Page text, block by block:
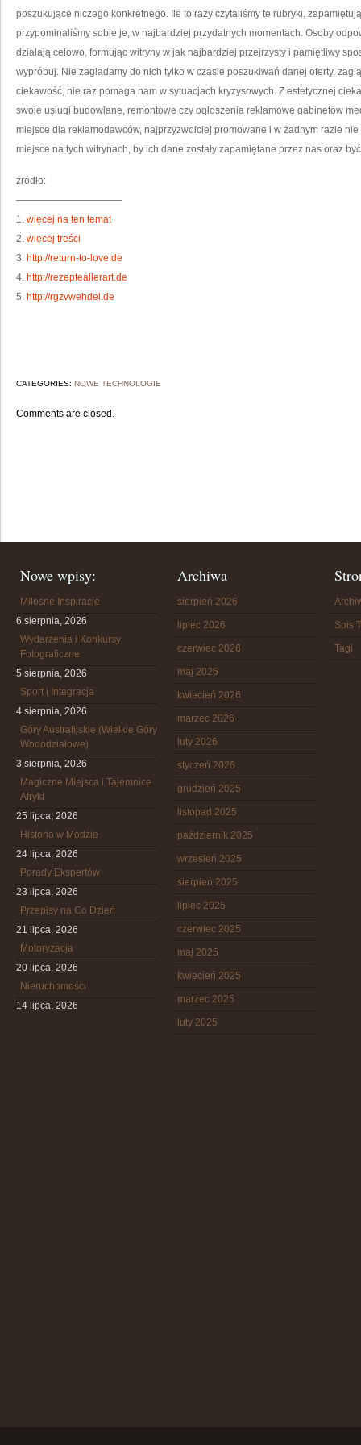
poszukujące niczego konkretnego. Ile to razy czytaliśmy te rubryki,
przypominaliśmy sobie je, w najbardziej przydatnych momentach. Osoby
działają celowo, formując witryny w jak najbardziej przejrzysty i pamiętliwy
wypróbuj. Nie zaglądamy do nich tylko w czasie poszukiwań danej oferty,
ciekawość, nie raz pomaga nam w sytuacjach kryzysowych. Z estetycznej
swoje usługi budowlane, remontowe czy ogłoszenia reklamowe gabinetów
miejsce dla reklamodawców, najprzyzwoiciej promowane i w żadnym razie nie
miejsce na tych witrynach, by ich dane zostały zapamiętane przez nas oraz
źródło:
———————————
1. więcej na ten temat
2. więcej treści
3. http://return-to-love.de
4. http://rezepteallerart.de
5. http://rgzvwehdel.de
CATEGORIES: NOWE TECHNOLOGIE
Comments are closed.
Nowe wpisy:
Miłosne Inspiracje
6 sierpnia, 2026
Wydarzenia i Konkursy
Fotograficzne
5 sierpnia, 2026
Sport i Integracja
4 sierpnia, 2026
Góry Australijskie (Wielkie Góry
Wododziałowe)
3 sierpnia, 2026
Magiczne Miejsca i Tajemnice
Afryki
25 lipca, 2026
Historia w Modzie
24 lipca, 2026
Porady Ekspertów
23 lipca, 2026
Przepisy na Co Dzień
21 lipca, 2026
Motoryzacja
20 lipca, 2026
Nieruchomości
14 lipca, 2026
Archiwa
sierpień 2026
lipiec 2026
czerwiec 2026
maj 2026
kwiecień 2026
marzec 2026
luty 2026
styczeń 2026
grudzień 2025
listopad 2025
październik 2025
wrzesień 2025
sierpień 2025
lipiec 2025
czerwiec 2025
maj 2025
kwiecień 2025
marzec 2025
luty 2025
Spis
Tagi